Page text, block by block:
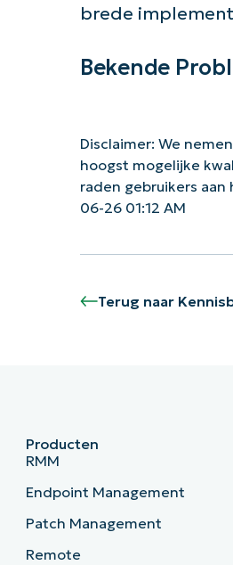
brede
Bekende
Disclaimer: We
hoogst mogelijke
raden gebruikers
06-26 01:12 AM
Terug naar
Producten
RMM
Endpoint Management
Patch Management
Remote